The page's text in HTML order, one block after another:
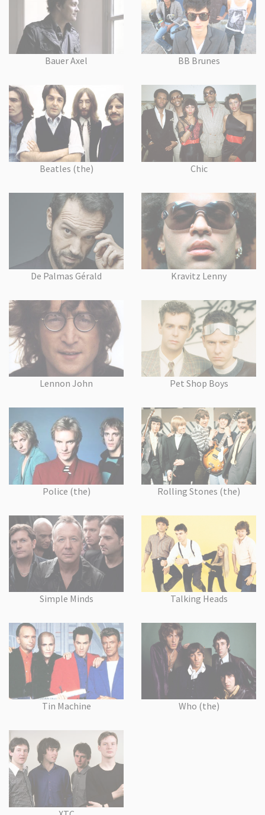
Bauer Axel BB Brunes
Beatles (the) Chic
De Palmas Gérald Kravitz Lenny
Lennon John Pet Shop Boys
Police (the) Rolling Stones (the)
Simple Minds Talking Heads
Tin Machine Who (the)